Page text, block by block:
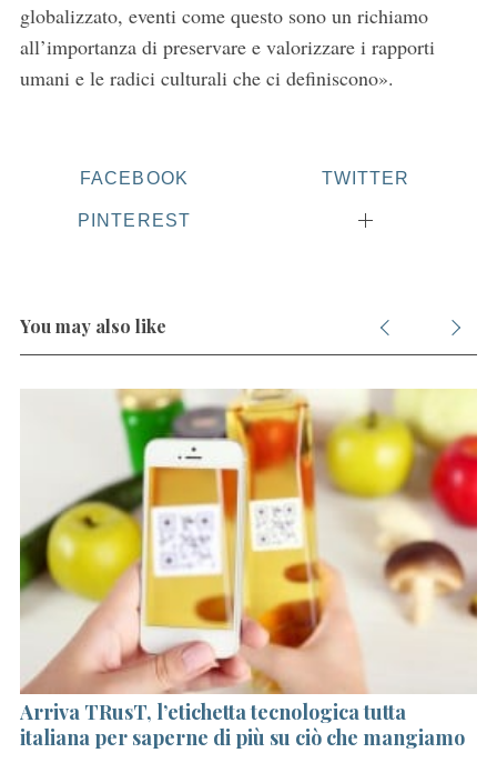
globalizzato, eventi come questo sono un richiamo
all’importanza di preservare e valorizzare i rapporti
umani e le radici culturali che ci definiscono».
FACEBOOK TWITTER
PINTEREST
You may also like
Arriva TRusT, l’etichetta tecnologica tutta
italiana per saperne di più su ciò che mangiamo